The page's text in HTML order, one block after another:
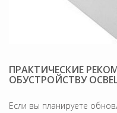
ПРАКТИЧЕСКИЕ
ОБУСТРОЙСТВУ
Если вы планируете